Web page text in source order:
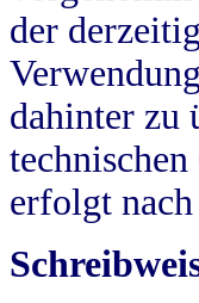
der
dahinter zu
erfolgt